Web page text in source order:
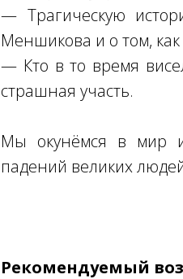
— Трагическую
Меншикова и о том, как
— Кто в то время
страшная участь.
Мы окунёмся в мир
падений великих
Рекомендуемый